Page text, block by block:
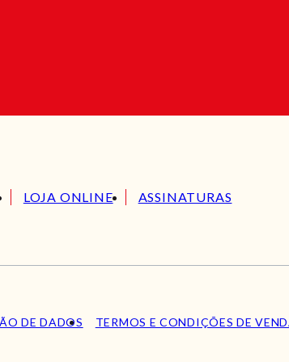
LOJA ONLINE ASSINATURAS
DE DADOS TERMOS E CONDIÇÕES DE